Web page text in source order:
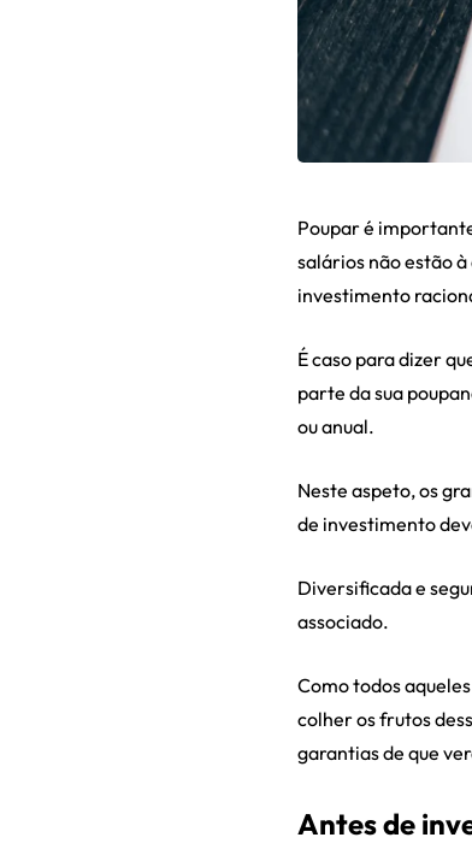
Poupar é
salários não estão
investimento
É caso para dizer
parte da sua
ou anual.
Neste aspeto, os
de investimento
Diversificada e
associado.
Como todos
colher os frutos
garantias de que
Antes de